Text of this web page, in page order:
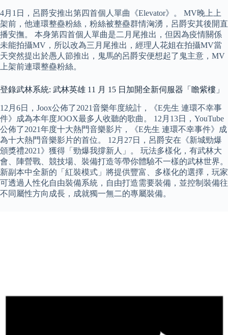
4月1日，呂爵安推出第四首個人單曲《Elevator》。 MV晚上上
架前，他連環整蠱粉絲，粉絲被整蠱群情洶湧，呂爵安其後開直
播安撫。 本身第四首個人單曲是二月尾推出，但因為疫情關係
未能拍攝MV，所以改為三月尾推出，經理人花姐在拍攝MV當
天突然提出於愚人節推出，鬼馬的呂爵安便想起了鬼主意，MV
上架前連環整蠱粉絲。
登錄武林系統: 武林英雄 11 月 15 日加開全新伺服器「瞻紫樓」
12月6日，Joox公佈了2021音樂年度統計，《E先生 連環不幸事
件》成為本年度JOOX最多人收聽的歌曲。 12月13日，YouTube
公佈了2021年度十大熱門音樂影片，《E先生 連環不幸事件》成
為十大熱門音樂影片的首位。 12月27日，呂爵安在《新城勁爆
頒獎禮2021》獲得「勁爆我撐新人」。 玩法多樣化，有武林大
會、陣營戰、競技場、裝備打造等帶你體驗不一樣的武林世界。
新副本中全新的「紅裝模式」將提供豐富、多樣化的選擇，玩家
可透過人性化自由裝備系統，自由打造需要裝備，並控制裝備往
不同屬性方向成長，成就獨一無二的專屬裝備。